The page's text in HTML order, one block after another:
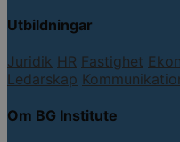
Utbildningar
Juridik HR Fastighet
Ledarskap
Om BG Institute